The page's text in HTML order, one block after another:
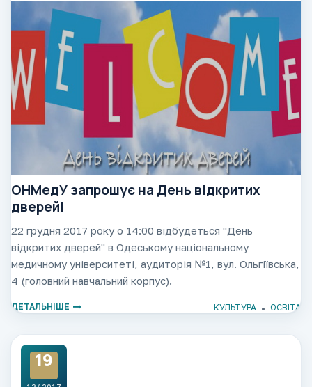
ОНМедУ запрошує на День відкритих
дверей!
22 грудня 2017 року о 14:00 відбудеться "День
відкритих дверей" в Одеському національному
медичному університеті, аудиторія №1, вул. Ольгіївська,
4 (головний навчальний корпус).
КУЛЬТУРА ОСВІТА
ДЕТАЛЬНІШЕ
19